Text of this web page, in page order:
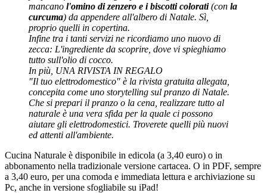
mancano l'omino di zenzero e i biscotti colorati(con la
curcuma) da appendere all'albero di Natale. Sì,
proprio quelli in copertina.
Infine tra i tanti servizi ne ricordiamo uno nuovo di
zecca: L'ingrediente da scoprire, dove vi spieghiamo
tutto sull'olio di cocco.
In più, UNA RIVISTA IN REGALO
"Il tuo elettrodomestico" è la rivista gratuita allegata,
concepita come uno storytelling sul pranzo di Natale.
Che si prepari il pranzo o la cena, realizzare tutto al
naturale è una vera sfida per la quale ci possono
aiutare gli elettrodomestici. Troverete quelli più nuovi
ed attenti all'ambiente.
Cucina Naturale è disponibile in edicola (a 3,40 euro) o in
abbonamento nella tradizionale versione cartacea. O in PDF, sempre
a 3,40 euro, per una comoda e immediata lettura e archiviazione su
Pc, anche in versione sfogliabile su iPad!